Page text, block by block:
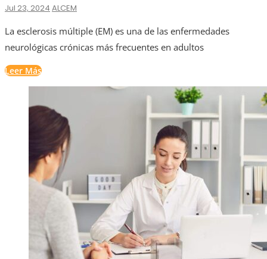
Jul 23, 2024 ALCEM
La esclerosis múltiple (EM) es una de las enfermedades
neurológicas crónicas más frecuentes en adultos
Leer Más